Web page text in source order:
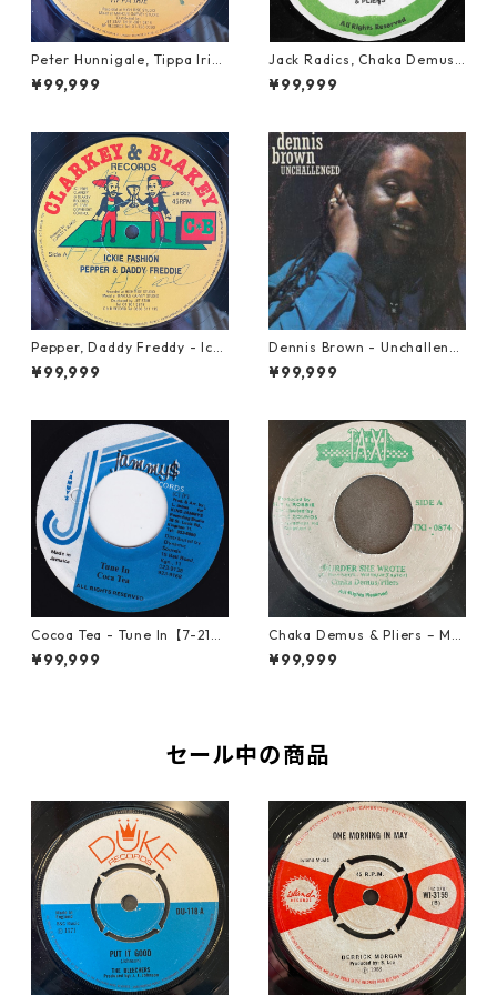
Peter Hunnigale, Tippa Irie
- Raggamuffin Girl【12-50
045】
¥99,999
Jack Radics, Chaka Demus
& Pliers - Twist And Shout
【7-21830】
¥99,999
Pepper, Daddy Freddy - Icki
e Fashion【12-50044】
¥99,999
Dennis Brown - Unchalleng
ed【LP-70046】
¥99,999
Cocoa Tea - Tune In【7-2187
2】
¥99,999
Chaka Demus & Pliers – Mu
rder She Wrote【7-21777】
¥99,999
セール中の商品